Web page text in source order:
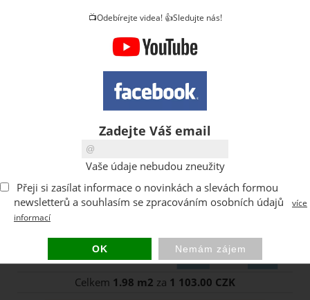
Kolik m2 potřebujete ?
Obdržíte celkem (balení)
Celkem 1.98 m2 za 1 103.00 CZK
📺Odebírejte videa! 👍Sledujte nás!
Zadejte Váš email
Vaše údaje nebudou zneužity
Přeji si zasílat informace o novinkách a slevách formou
newsletterů a souhlasím se zpracováním osobních údajů
více
informací